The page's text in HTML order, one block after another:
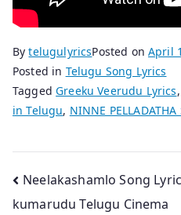
BytelugulyricsPosted onApril
Posted in Telugu Song Lyrics
TaggedGreeku Veerudu Lyrics,
in Telugu, NINNE
Post
Neelakashamlo Song
kumarudu Telugu Cinema